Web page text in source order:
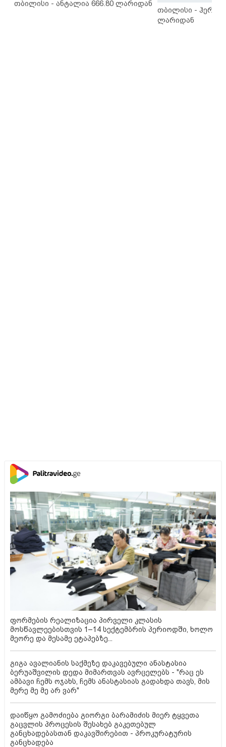
თბილისი - ანტალია 666.80 ლარიდან
თბილისი -
ლარიდან
ფორმების რეალიზაცია პირველი კლასის
მოსწავლეებისთვის 1–14 სექტემბრის პერიოდში, ხოლო
მეორე და მესამე ეტაპებზე...
გიგა ავალიანის საქმეზე დაკავებული ანასტასია
ბერუაშვილის დედა მიმართვას ავრცელებს - "რაც ეს
ამბავი ჩემს ოჯახს, ჩემს ანასტასიას გადახდა თავს, მის
მერე მე მე არ ვარ"
დაიწყო გამოძიება გიორგი ბარამიძის მიერ ტყვეთა
გაცვლის პროცესის შესახებ გაკეთებულ
განცხადებასთან დაკავშირებით - პროკურატურის
განცხადება